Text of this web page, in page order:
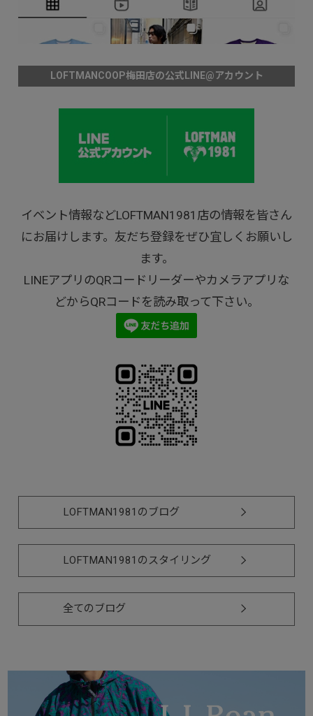
LOFTMANCOOP梅田店の公式LINE@アカウント
イベント情報などLOFTMAN1981店の情報を皆さん
にお届けします。友だち登録をぜひ宜しくお願いし
ます。
LINEアプリのQRコードリーダーやカメラアプリな
どからQRコードを読み取って下さい。
LOFTMAN1981のブログ
LOFTMAN1981のスタイリング
全てのブログ